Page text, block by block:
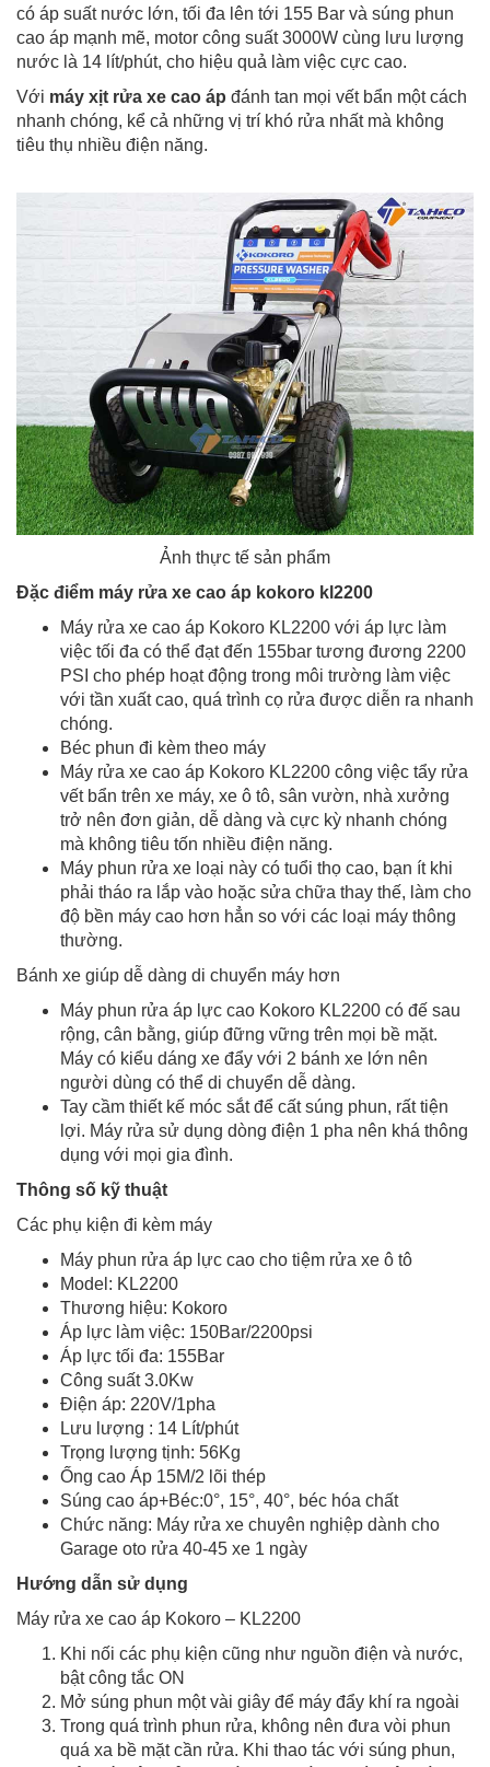
có áp suất nước lớn, tối đa lên tới 155 Bar và súng phun
cao áp mạnh mẽ, motor công suất 3000W cùng lưu lượng
nước là 14 lít/phút, cho hiệu quả làm việc cực cao.
Với máy xịt rửa xe cao áp đánh tan mọi vết bẩn một cách
nhanh chóng, kể cả những vị trí khó rửa nhất mà không
tiêu thụ nhiều điện năng.
Ảnh thực tế sản phẩm
Đặc điểm máy rửa xe cao áp kokoro kl2200
Máy rửa xe cao áp Kokoro KL2200 với áp lực làm
việc tối đa có thể đạt đến 155bar tương đương 2200
PSI cho phép hoạt động trong môi trường làm việc
với tần xuất cao, quá trình cọ rửa được diễn ra nhanh
chóng.
Béc phun đi kèm theo máy
Máy rửa xe cao áp Kokoro KL2200 công việc tẩy rửa
vết bẩn trên xe máy, xe ô tô, sân vườn, nhà xưởng
trở nên đơn giản, dễ dàng và cực kỳ nhanh chóng
mà không tiêu tốn nhiều điện năng.
Máy phun rửa xe loại này có tuổi thọ cao, bạn ít khi
phải tháo ra lắp vào hoặc sửa chữa thay thế, làm cho
độ bền máy cao hơn hẳn so với các loại máy thông
thường.
Bánh xe giúp dễ dàng di chuyển máy hơn
Máy phun rửa áp lực cao Kokoro KL2200 có đế sau
rộng, cân bằng, giúp đững vững trên mọi bề mặt.
Máy có kiểu dáng xe đẩy với 2 bánh xe lớn nên
người dùng có thể di chuyển dễ dàng.
Tay cầm thiết kế móc sắt để cất súng phun, rất tiện
lợi. Máy rửa sử dụng dòng điện 1 pha nên khá thông
dụng với mọi gia đình.
Thông số kỹ thuật
Các phụ kiện đi kèm máy
Máy phun rửa áp lực cao cho tiệm rửa xe ô tô
Model: KL2200
Thương hiệu: Kokoro
Áp lực làm việc: 150Bar/2200psi
Áp lực tối đa: 155Bar
Công suất 3.0Kw
Điện áp: 220V/1pha
Lưu lượng : 14 Lít/phút
Trọng lượng tịnh: 56Kg
Ống cao Áp 15M/2 lõi thép
Súng cao áp+Béc:0°, 15°, 40°, béc hóa chất
Chức năng: Máy rửa xe chuyên nghiệp dành cho
Garage oto rửa 40-45 xe 1 ngày
Hướng dẫn sử dụng
Máy rửa xe cao áp Kokoro – KL2200
Khi nối các phụ kiện cũng như nguồn điện và nước,
bật công tắc ON
Mở súng phun một vài giây để máy đẩy khí ra ngoài
Trong quá trình phun rửa, không nên đưa vòi phun
quá xa bề mặt cần rửa. Khi thao tác với súng phun,